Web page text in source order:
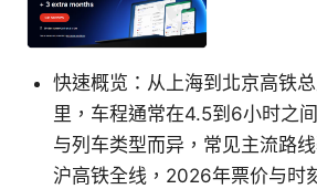
快速概览：从上海到北京高铁
里，车程通常在4.5到6小时之
与列车类型而异，常见主流路
沪高铁全线，2026年票价与时